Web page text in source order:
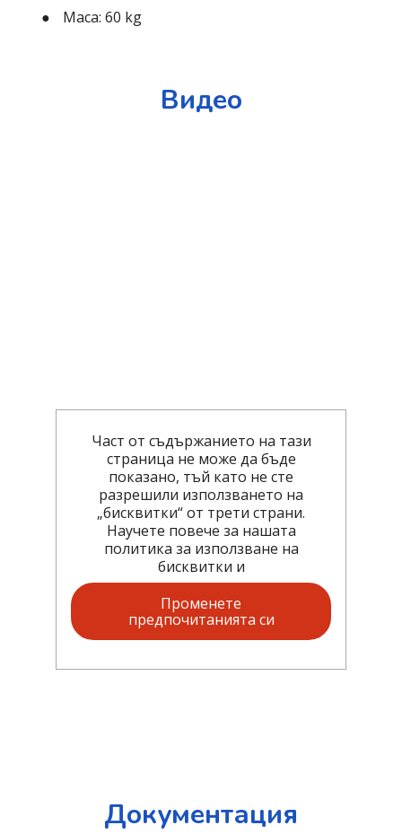
Маса: 60 kg
Видео
Част от съдържанието на тази
страница не може да бъде
показано, тъй като не сте
разрешили използването на
„бисквитки“ от трети страни.
Научете повече за нашата
политика за използване на
бисквитки и
Променете
предпочитанията си
Документация